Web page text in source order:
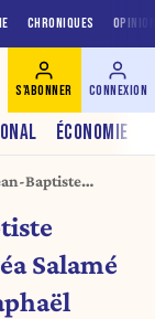
CHRONIQUES
ÉCONOMIE
S'ABONNER CONNEXION
Baptiste
de Raphaël
Salamé